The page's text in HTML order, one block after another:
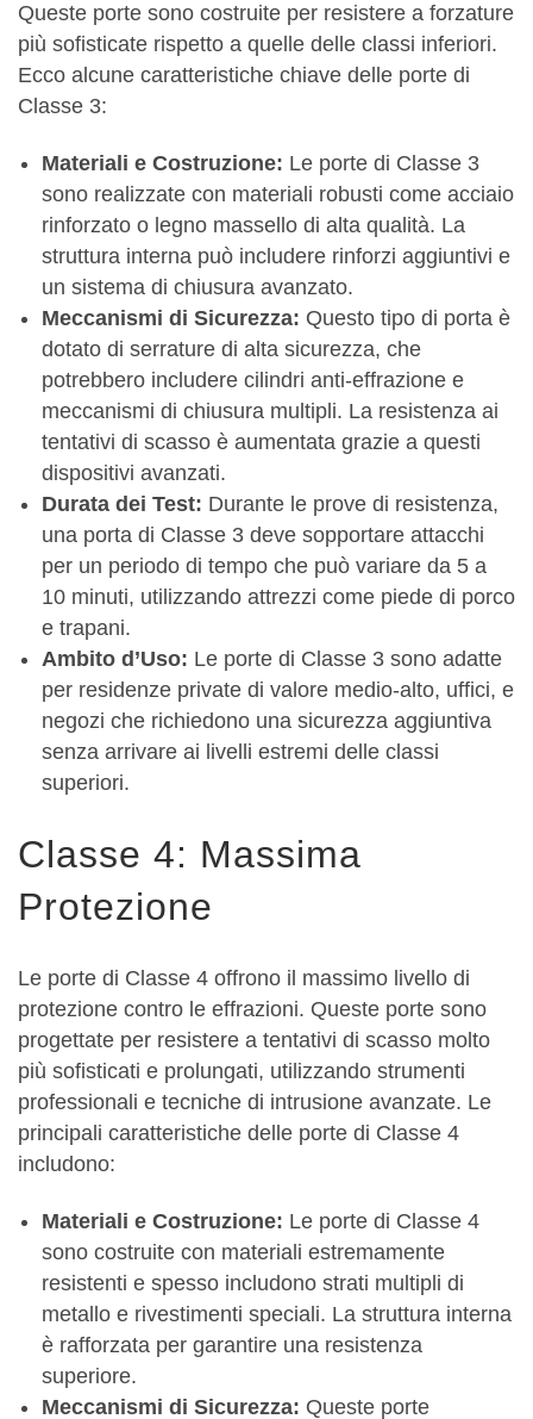
Queste porte sono costruite per resistere a forzature
più sofisticate rispetto a quelle delle classi inferiori.
Ecco alcune caratteristiche chiave delle porte di
Classe 3:
Materiali e Costruzione: Le porte di Classe 3
sono realizzate con materiali robusti come acciaio
rinforzato o legno massello di alta qualità. La
struttura interna può includere rinforzi aggiuntivi e
un sistema di chiusura avanzato.
Meccanismi di Sicurezza: Questo tipo di porta è
dotato di serrature di alta sicurezza, che
potrebbero includere cilindri anti-effrazione e
meccanismi di chiusura multipli. La resistenza ai
tentativi di scasso è aumentata grazie a questi
dispositivi avanzati.
Durata dei Test: Durante le prove di resistenza,
una porta di Classe 3 deve sopportare attacchi
per un periodo di tempo che può variare da 5 a
10 minuti, utilizzando attrezzi come piede di porco
e trapani.
Ambito d’Uso: Le porte di Classe 3 sono adatte
per residenze private di valore medio-alto, uffici, e
negozi che richiedono una sicurezza aggiuntiva
senza arrivare ai livelli estremi delle classi
superiori.
Classe 4: Massima
Protezione
Le porte di Classe 4 offrono il massimo livello di
protezione contro le effrazioni. Queste porte sono
progettate per resistere a tentativi di scasso molto
più sofisticati e prolungati, utilizzando strumenti
professionali e tecniche di intrusione avanzate. Le
principali caratteristiche delle porte di Classe 4
includono:
Materiali e Costruzione: Le porte di Classe 4
sono costruite con materiali estremamente
resistenti e spesso includono strati multipli di
metallo e rivestimenti speciali. La struttura interna
è rafforzata per garantire una resistenza
superiore.
Meccanismi di Sicurezza: Queste porte